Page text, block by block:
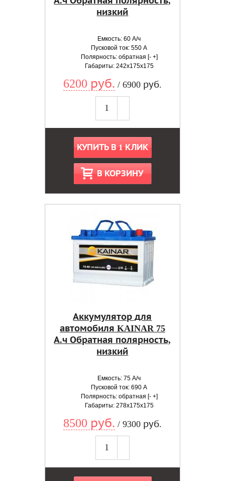
низкий
Емкость: 60 А/ч
Пусковой ток: 550 А
Полярность: обратная [- +]
Габариты: 242x175x175
6200 руб. / 6900 руб.
КУПИТЬ В 1 КЛИК
В КОРЗИНУ
Аккумулятор для
автомобиля KAINAR 75
А.ч Обратная полярность,
низкий
Емкость: 75 А/ч
Пусковой ток: 690 А
Полярность: обратная [- +]
Габариты: 278x175x175
8500 руб. / 9300 руб.